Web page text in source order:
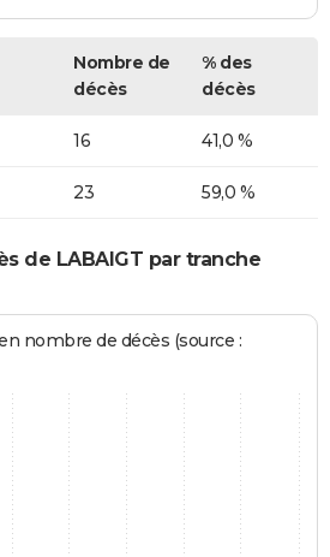
Nombre de
décès
% des
décès
16 41,0 %
23 59,0 %
de LABAIGT par tranche
nombre de décès (source :